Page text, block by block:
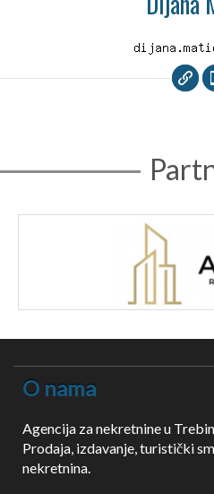
O nama
Agencija za nekretnine u
Prodaja, izdavanje, turistički
nekretnina.